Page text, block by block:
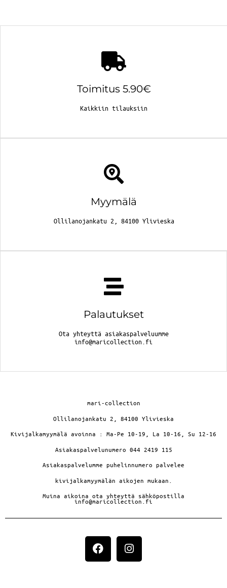
Toimitus 5.90€
Kaikkiin tilauksiin
Myymälä
Ollilanojankatu 2, 84100 Ylivieska
Palautukset
Ota yhteyttä asiakaspalveluumme
info@maricollection.fi
mari-collection
Ollilanojankatu 2, 84100 Ylivieska
Kivijalkamyymälä avoinna : Ma-Pe 10-19, La 10-16, Su 12-16
Asiakaspalvelunumero 044 2419 115
Asiakaspalvelumme puhelinnumero palvelee
kivijalkamyymälän aikojen mukaan.
Muina aikoina ota yhteyttä sähköpostilla
info@maricollection.fi